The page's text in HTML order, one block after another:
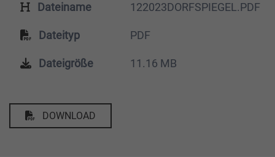
Dateiname 122023DORFSPIEGEL.PDF
Dateityp PDF
Dateigröße 11.16 MB
DOWNLOAD